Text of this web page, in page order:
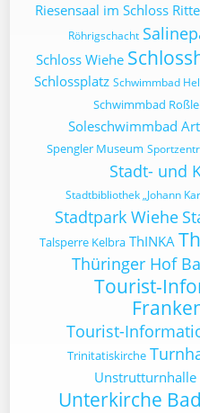
Riesensaal im Schloss
Röhrigschacht
Schloss Wiehe
Schlossplatz Schwimmbad
Schwimmbad
Soleschwimmbad
Spengler Museum
Stadt- und
Stadtbibliothek „Johann
Stadtpark Wiehe
Talsperre Kelbra ThINKA
Thüringer Hof
Tourist-
Tourist-
Trinitatiskirche
Unstrutturnhalle
Unterkirche